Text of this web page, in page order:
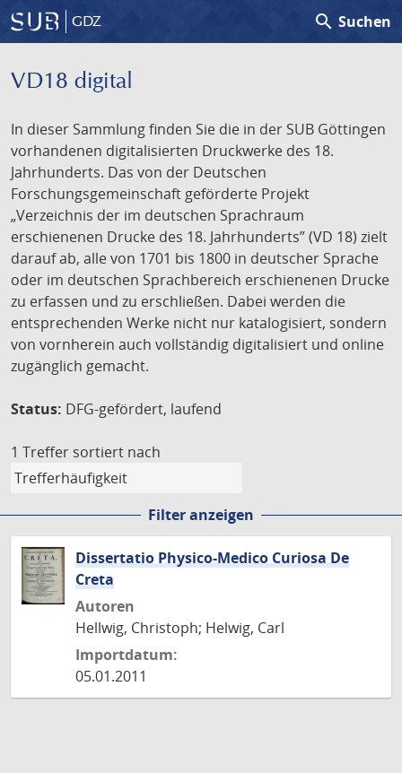
GDZ search Suchen
VD18 digital
In dieser Sammlung finden Sie die in der SUB Göttingen
vorhandenen digitalisierten Druckwerke des 18.
Jahrhunderts. Das von der Deutschen
Forschungsgemeinschaft geförderte Projekt
„Verzeichnis der im deutschen Sprachraum
erschienenen Drucke des 18. Jahrhunderts” (VD 18) zielt
darauf ab, alle von 1701 bis 1800 in deutscher Sprache
oder im deutschen Sprachbereich erschienenen Drucke
zu erfassen und zu erschließen. Dabei werden die
entsprechenden Werke nicht nur katalogisiert, sondern
von vornherein auch vollständig digitalisiert und online
zugänglich gemacht.
Status: DFG-gefördert, laufend
1 Treffer sortiert nach
Filter anzeigen
Dissertatio Physico-Medico Curiosa De
Creta
Autoren
Hellwig, Christoph; Helwig, Carl
Importdatum:
05.01.2011